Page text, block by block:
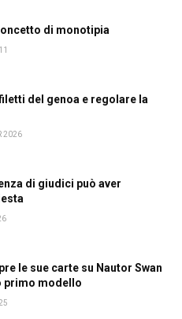
di monotipia
del genoa e regolare la
2026
di giudici può aver
le sue carte su Nautor Swan
primo modello